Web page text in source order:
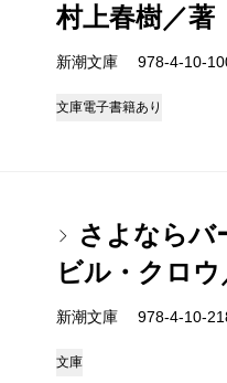
村上春樹／著
新潮文庫 978-4-10-
文庫電子書籍あり
さよなら
ビル・クロ
新潮文庫 978-4-10-
文庫